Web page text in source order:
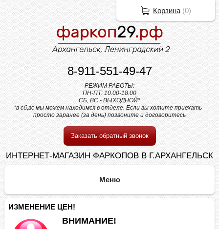
8-911-551-49-47
РЕЖИМ РАБОТЫ:
ПН-ПТ: 10.00-18.00
СБ, ВС - ВЫХОДНОЙ*
*в сб,вс мы можем находимся в отделе. Если вы хотите приехать -
просто заранее (за день) позвоните и договоритесь
Заказать обратный звонок
ИНТЕРНЕТ-МАГАЗИН ФАРКОПОВ В Г.АРХАНГЕЛЬСК
ИЗМЕНЕНИЕ ЦЕН!
ВНИМАНИЕ!
Корзина(0)